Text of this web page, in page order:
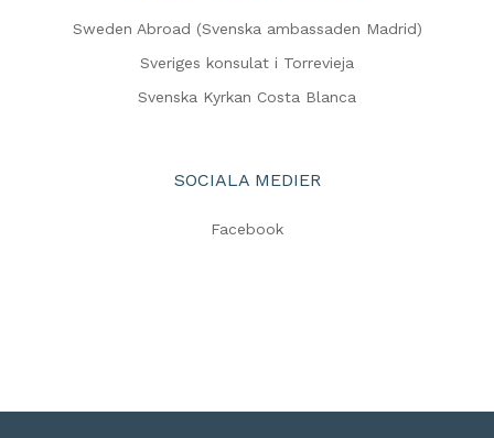
Sweden Abroad (Svenska ambassaden Madrid)
Sveriges konsulat i Torrevieja
Svenska Kyrkan Costa Blanca
SOCIALA MEDIER
Facebook